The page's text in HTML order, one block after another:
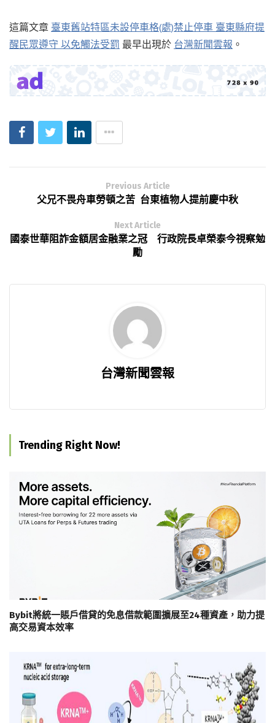
這篇文章 臺東舊站特區未設停車格(處)禁止停車 臺東縣府提
醒民眾遵守 以免觸法受罰 最早出現於 台灣新聞雲報 。
Previous Article
父兄不畏舟車勞頓之苦 台東植物人提前慶中秋
Next Article
國泰世華阻詐金額居金融業之冠 行政院長卓榮泰今視察勉
勵
台灣新聞雲報
Trending Right Now!
Bybit將統一賬戶借貸的免息借款範圍擴展至24種資產，助力提
高交易資本效率